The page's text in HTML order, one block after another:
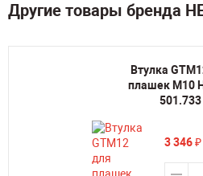
Другие товары бренда
Втулка
плашек M10
501.733
3 346₽